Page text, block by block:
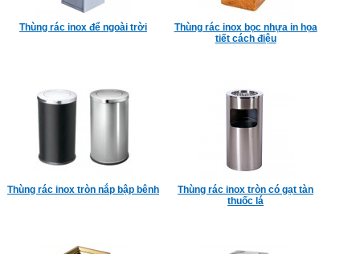
Thùng rác inox để ngoài trời
Thùng rác inox bọc nhựa in họa
tiết cách điệu
Thùng rác inox tròn nắp bập bênh
Thùng rác inox tròn có gạt tàn
thuốc lá